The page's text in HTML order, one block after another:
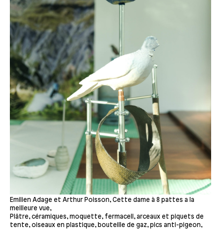
Emilien Adage et Arthur Poisson, Cette dame à 8 pattes a la
meilleure vue,
Plâtre, céramiques, moquette, fermacell, arceaux et piquets de
tente, oiseaux en plastique, bouteille de gaz, pics anti-pigeon,